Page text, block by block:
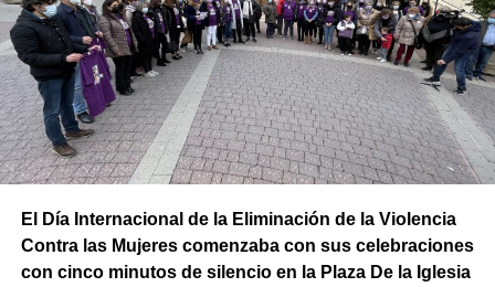
El Día Internacional de la Eliminación de la Violencia
Contra las Mujeres comenzaba con sus celebraciones
con cinco minutos de silencio en la Plaza De la Iglesia